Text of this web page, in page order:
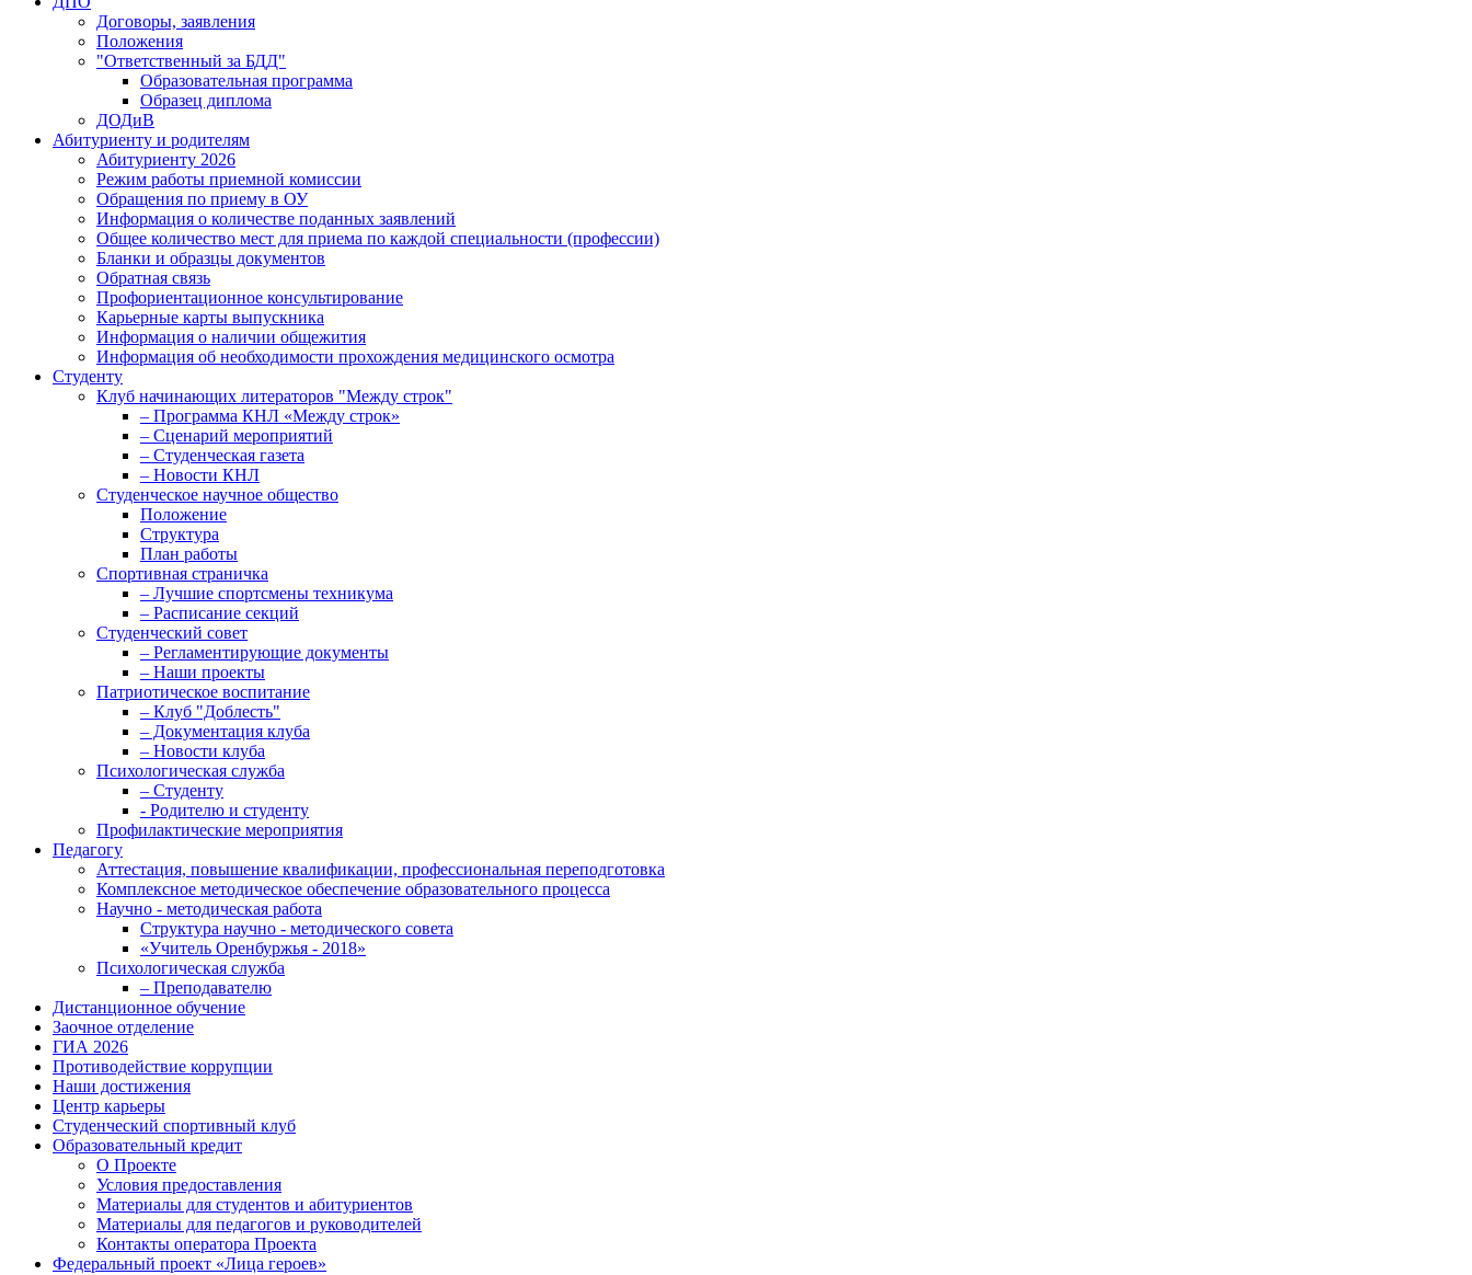
Договоры, заявления
Положения
"Ответственный за БДД"
Образовательная программа
Образец диплома
ДОДиВ
Абитуриенту и родителям
Абитуриенту 2026
Режим работы приемной комиссии
Обращения по приему в ОУ
Информация о количестве поданных заявлений
Общее количество мест для приема по каждой специальности (профессии)
Бланки и образцы документов
Обратная связь
Профориентационное консультирование
Карьерные карты выпускника
Информация о наличии общежития
Информация об необходимости прохождения медицинского осмотра
Студенту
Клуб начинающих литераторов "Между строк"
– Программа КНЛ «Между строк»
– Сценарий мероприятий
– Студенческая газета
– Новости КНЛ
Студенческое научное общество
Положение
Структура
План работы
Спортивная страничка
– Лучшие спортсмены техникума
– Расписание секций
Студенческий совет
– Регламентирующие документы
– Наши проекты
Патриотическое воспитание
– Клуб "Доблесть"
– Документация клуба
– Новости клуба
Психологическая служба
– Студенту
- Родителю и студенту
Профилактические мероприятия
Педагогу
Аттестация, повышение квалификации, профессиональная переподготовка
Комплексное методическое обеспечение образовательного процесса
Научно - методическая работа
Структура научно - методического совета
«Учитель Оренбуржья - 2018»
Психологическая служба
– Преподавателю
Дистанционное обучение
Заочное отделение
ГИА 2026
Противодействие коррупции
Наши достижения
Центр карьеры
Студенческий спортивный клуб
Образовательный кредит
О Проекте
Условия предоставления
Материалы для студентов и абитуриентов
Материалы для педагогов и руководителей
Контакты оператора Проекта
Федеральный проект «Лица героев»